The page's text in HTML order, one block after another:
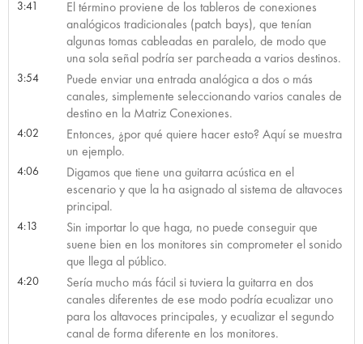
3:41
El término proviene de los tableros de conexiones
analógicos tradicionales (patch bays), que tenían
algunas tomas cableadas en paralelo, de modo que
una sola señal podría ser parcheada a varios destinos.
3:54
Puede enviar una entrada analógica a dos o más
canales, simplemente seleccionando varios canales de
destino en la Matriz Conexiones.
4:02
Entonces, ¿por qué quiere hacer esto? Aquí se muestra
un ejemplo.
4:06
Digamos que tiene una guitarra acústica en el
escenario y que la ha asignado al sistema de altavoces
principal.
4:13
Sin importar lo que haga, no puede conseguir que
suene bien en los monitores sin comprometer el sonido
que llega al público.
4:20
Sería mucho más fácil si tuviera la guitarra en dos
canales diferentes de ese modo podría ecualizar uno
para los altavoces principales, y ecualizar el segundo
canal de forma diferente en los monitores.